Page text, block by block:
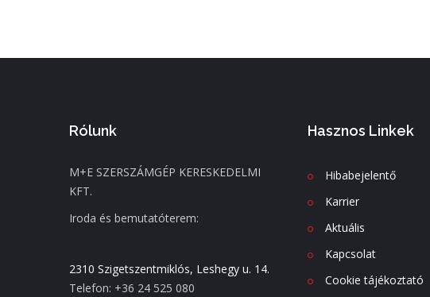
Rólunk
M+E SZERSZÁMGÉP KERESKEDELMI
KFT.
Iroda és bemutatóterem:
2310 Szigetszentmiklós, Leshegy u. 14.
Telefon: +36 24 525 080
Hasznos Linkek
Hibabejelentő
Karrier
Aktuális
Kapcsolat
Cookie tájékoztató